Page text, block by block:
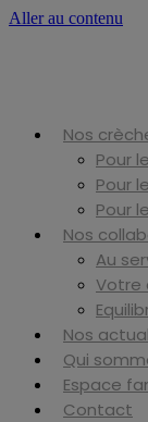
Aller au contenu
Nos
Pour
Pour
Pour
Nos
Au
Votre
Nos
Qui
Espace
Contact